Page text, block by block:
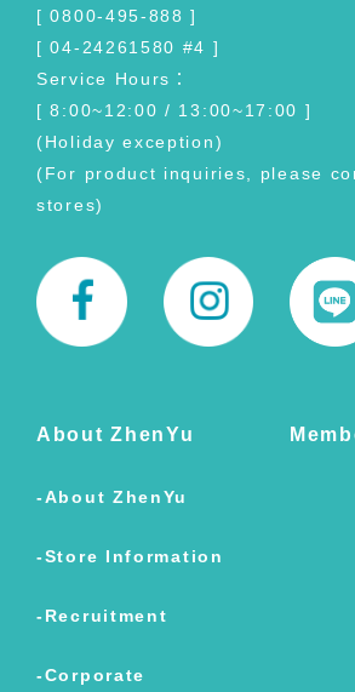
[ 0800-495-888 ]
[ 04-24261580 #4 ]
Service Hours：
[ 8:00~12:00 / 13:00~17:00 ]
(Holiday exception)
(For product inquiries, please
stores)
About ZhenYu
About ZhenYu
Store Information
Recruitment
Corporate